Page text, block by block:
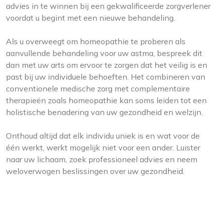
advies in te winnen bij een gekwalificeerde zorgverlener
voordat u begint met een nieuwe behandeling.
Als u overweegt om homeopathie te proberen als
aanvullende behandeling voor uw astma, bespreek dit
dan met uw arts om ervoor te zorgen dat het veilig is en
past bij uw individuele behoeften. Het combineren van
conventionele medische zorg met complementaire
therapieën zoals homeopathie kan soms leiden tot een
holistische benadering van uw gezondheid en welzijn.
Onthoud altijd dat elk individu uniek is en wat voor de
één werkt, werkt mogelijk niet voor een ander. Luister
naar uw lichaam, zoek professioneel advies en neem
weloverwogen beslissingen over uw gezondheid.